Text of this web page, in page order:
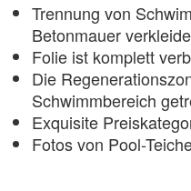
Trennung von
Betonmauer
Folie ist komplett
Die
Schwimmbereich
Exquisite
Fotos von Pool-